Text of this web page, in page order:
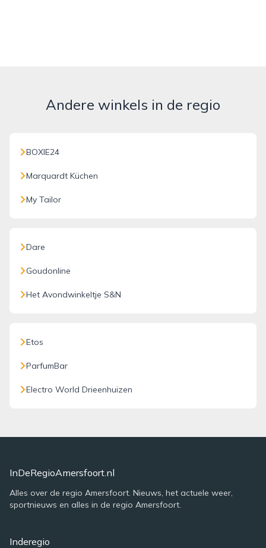
Andere winkels in de regio
BOXIE24
Marquardt Küchen
My Tailor
Dare
Goudonline
Het Avondwinkeltje S&N
Etos
ParfumBar
Electro World Drieenhuizen
InDeRegioAmersfoort.nl
Alles over de regio Amersfoort. Nieuws, het actuele weer,
sportnieuws en alles in de regio Amersfoort.
Inderegio